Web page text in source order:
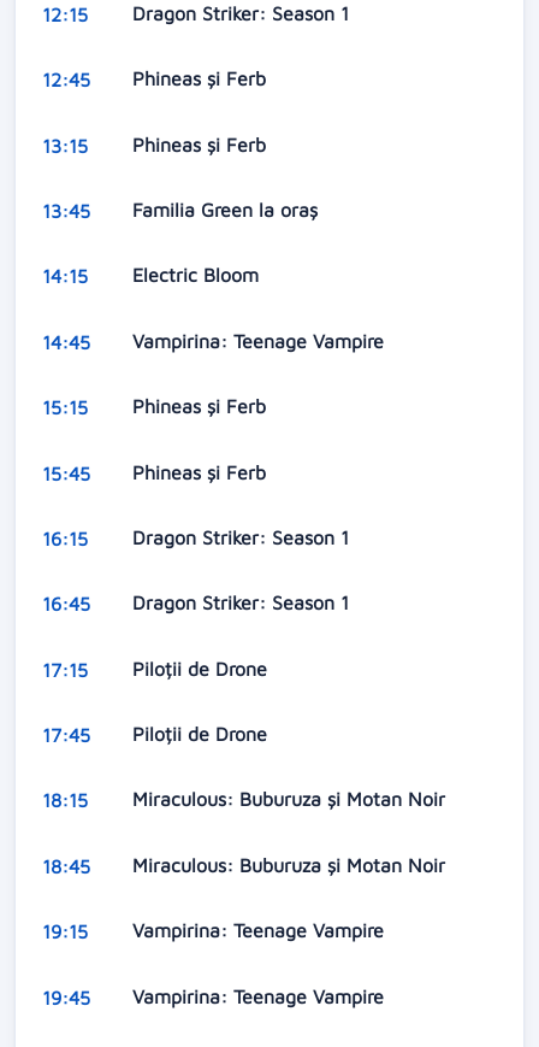
12:15 Dragon Striker: Season 1
12:45 Phineas și Ferb
13:15 Phineas și Ferb
13:45 Familia Green la oraș
14:15 Electric Bloom
14:45 Vampirina: Teenage Vampire
15:15 Phineas și Ferb
15:45 Phineas și Ferb
16:15 Dragon Striker: Season 1
16:45 Dragon Striker: Season 1
17:15 Piloții de Drone
17:45 Piloții de Drone
18:15 Miraculous: Buburuza și Motan Noir
18:45 Miraculous: Buburuza și Motan Noir
19:15 Vampirina: Teenage Vampire
19:45 Vampirina: Teenage Vampire